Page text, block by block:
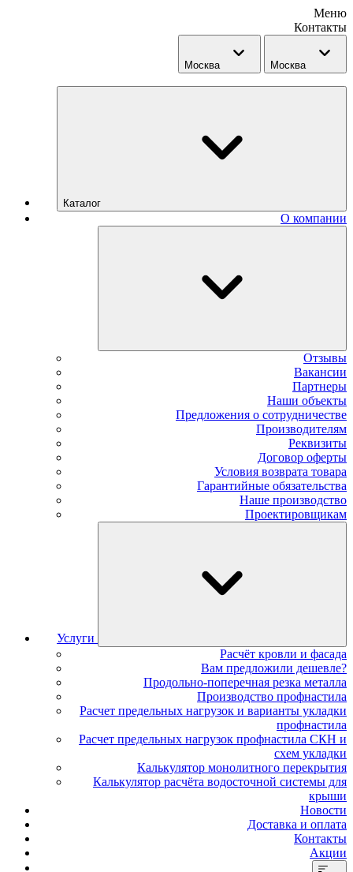
Меню
Контакты
Москва Москва
Каталог
О компании
Отзывы
Вакансии
Партнеры
Наши объекты
Предложения о сотрудничестве
Производителям
Реквизиты
Договор оферты
Условия возврата товара
Гарантийные обязательства
Наше производство
Проектировщикам
Услуги
Расчёт кровли и фасада
Вам предложили дешевле?
Продольно-поперечная резка металла
Производство профнастила
Расчет предельных нагрузок и варианты укладки
профнастила
Расчет предельных нагрузок профнастила СКН и
схем укладки
Калькулятор монолитного перекрытия
Калькулятор расчёта водосточной системы для
крыши
Новости
Доставка и оплата
Контакты
Акции